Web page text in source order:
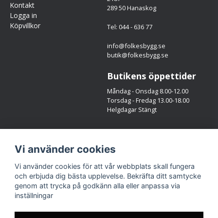
svampar och den avger inte någon form av fukt eller lukt.
Perlite granulat är lätt att arbeta med och rinner lätt in i alla
ställen. Då Perlite är ett granulat gör det också att möss inte
kan bygga gångar i isoleringen då gångarna faller ihop.
Kontakt
Logga in
Köpvillkor
289 50 Hanaskog
Tel: 044 - 636 77
info@folkesbygg.se
butik@folkesbygg.se
Butikens öppettider
Måndag - Onsdag 8.00-12.00
Torsdag - Fredag 13.00-18.00
Helgdagar Stängt
Facebook
Instagram
Vi använder cookies
Vi använder cookies för att vår webbplats skall fungera
och erbjuda dig bästa upplevelse. Bekräfta ditt samtycke
genom att trycka på godkänn alla eller anpassa via
inställningar